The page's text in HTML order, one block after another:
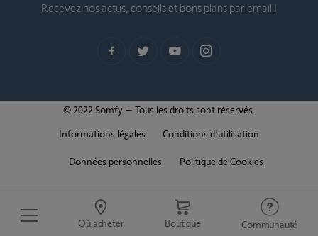
Où acheter Boutique Communauté
Recevez nos actus, conseils et bons plans par email !
© 2022 Somfy – Tous les droits sont réservés.
Informations légales
Conditions d'utilisation
Données personnelles Politique de Cookies